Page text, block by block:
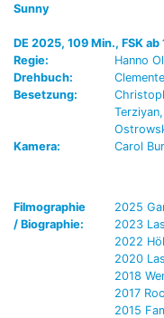
Sunny
DE 2025, 109 Min., FSK ab
Regie:
Hanno
Drehbuch:
Besetzung:
Kamera:
Carol
Filmographie
/ Biographie:
2025
2023
2022
2020
2018
2017
2015